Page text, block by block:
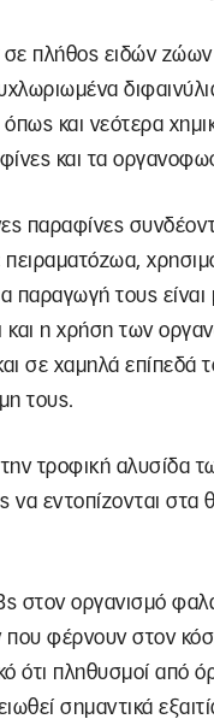
σε πλήθος ειδών
και νεότερα
και τα
παραφίνες
παραγωγή τους
και η χρήση των
σε χαμηλά επίπεδά
τους.
τροφική αλυσίδα
εντοπίζονται στα
στον οργανισμό
φέρνουν στον
ότι πληθυσμοί από
σημαντικά